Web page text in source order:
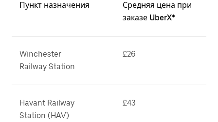
Пункт назначения
Средняя цена при
заказе UberX*
Winchester
Railway Station
£26
Havant Railway
Station (HAV)
£43